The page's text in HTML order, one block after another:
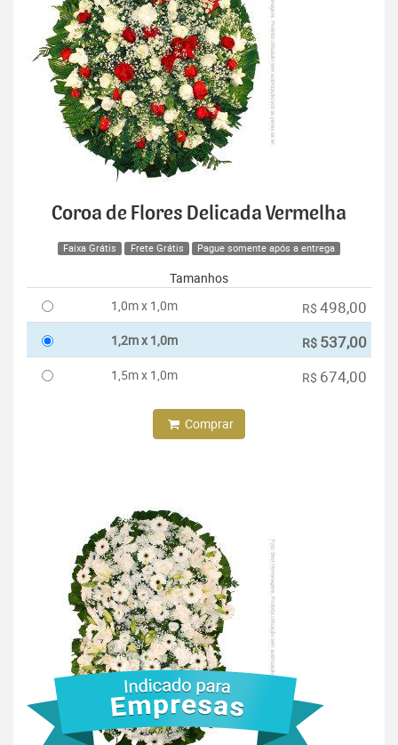
Coroa de Flores Delicada Vermelha
Faixa Grátis Frete Grátis Pague somente após a entrega
Tamanhos
1,0m x 1,0m
R$ 498,00
1,2m x 1,0m R$ 537,00
1,5m x 1,0m R$ 674,00
Comprar